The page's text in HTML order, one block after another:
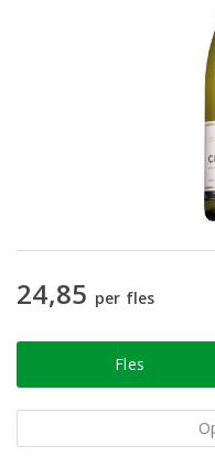
24,85 per fles
Fles